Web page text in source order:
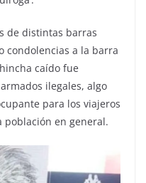
de distintas barras
condolencias a la barra
caído fue
ilegales, algo
para los viajeros
población en general.